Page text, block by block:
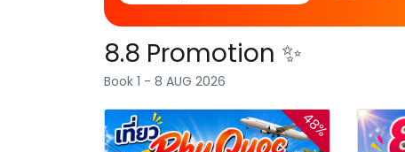
8.8 Promotion ✨
Book 1 - 8 AUG 2026
48%